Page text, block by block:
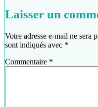
Laisser un
Votre adresse e-mail ne sera
sont indiqués avec *
Commentaire *